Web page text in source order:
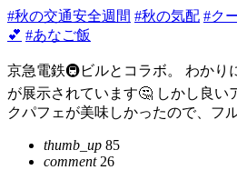
#秋の交通安全週間 #秋の気配 #ク
💕 #あなご飯
京急電鉄🚇ビルとコラボ。 わかり
が展示されています🤔 しかし良い
クパフェが美味しかったので、フ
thumb_up 85
comment26